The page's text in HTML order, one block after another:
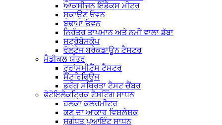
ਆਕਸੀਜਨ ਇੰਡੈਕਸ ਮੀਟਰ
ਸੁਕਾਉਣ ਓਵਨ
ਬੁਢਾਪਾ ਓਵਨ
ਨਿਰੰਤਰ ਤਾਪਮਾਨ ਅਤੇ ਨਮੀ ਵਾਲਾ ਡੱਬਾ
ਸਟ੍ਰੋਬੋਸਕੋਪ
ਵੋਲਟੇਜ ਬਰੇਕਡਾਊਨ ਟੈਸਟਰ
ਮੈਡੀਕਲ ਯੰਤਰ
ਟ੍ਰਾਂਸਮੀਟੈਂਸ ਟੈਸਟਰ
ਸੈਂਟਰਿਫਿਊਜ
ਡਰੱਗ ਸਥਿਰਤਾ ਟੈਸਟ ਚੈਂਬਰ
ਫੋਟੋਇਲੈਕਟ੍ਰਿਕ ਟੈਸਟਿੰਗ ਸਾਧਨ
ਹਲਕਾ ਕਲਰਮੀਟਰ
ਕਣ ਦਾ ਆਕਾਰ ਵਿਸ਼ਲੇਸ਼ਕ
ਸੁਗੰਧਤ ਪੁਆਇੰਟ ਸਾਧਨ